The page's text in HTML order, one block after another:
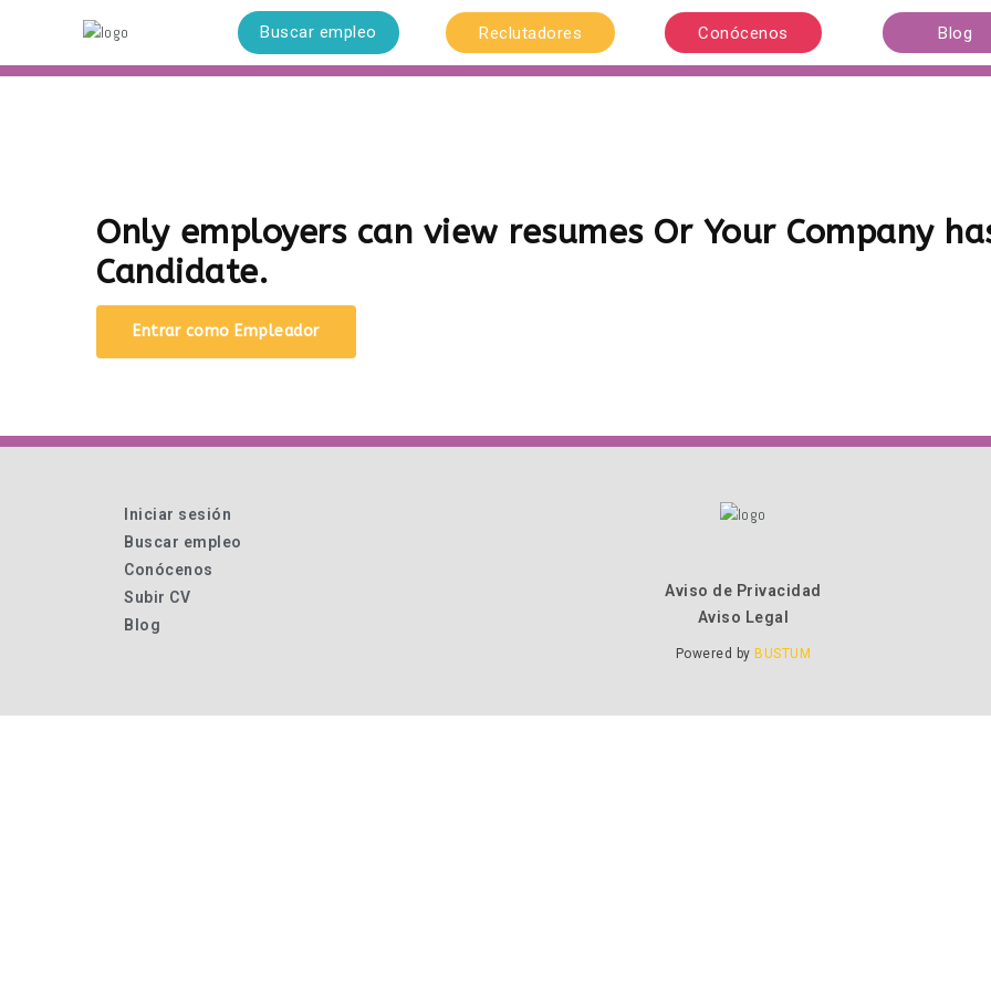
Buscar empleo Reclutadores Conócenos Blog
Only employers can view resumes Or Your Company
Candidate.
Entrar como Empleador
Iniciar sesión
Buscar empleo
Conócenos
Subir CV
Blog
Aviso de Privacidad
Aviso Legal
Powered by BUSTUM